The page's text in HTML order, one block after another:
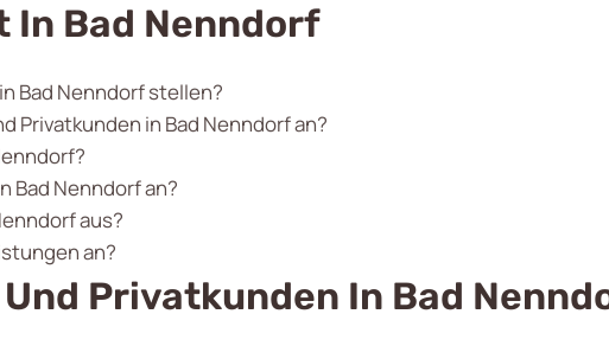
In Bad Nenndorf
Bad Nenndorf stellen?
in Bad Nenndorf an?
Bad Nenndorf an?
aus?
an?
Privatkunden In Bad